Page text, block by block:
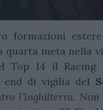
formazioni
meta nella
Top 14 il Racing
end di vigilia del
l'Inghilterra.